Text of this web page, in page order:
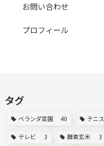
お問い合わせ
プロフィール
タグ
ベランダ菜園 40 テニス
テレビ 3 酵素玄米 3